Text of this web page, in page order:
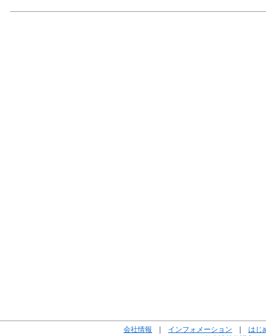
会社情報 | インフォメーション | はじ